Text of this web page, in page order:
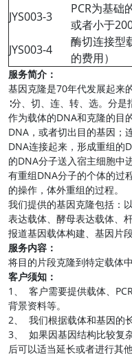
JYS003-3
PCR为基础
或者小于
JYS003-4
酶切连接型
的费用）
服务简介：
基因克隆是70年代发展起来
∶分、切、连、转、选。分
作为载体的DNA和克隆的目
DNA，或者切出目的基因；
DNA连接起来，形成重组的
的DNA分子送入宿主细胞中
有重组DNA分子的个体的过
的操作，体外重组的过程。
我们提供的基因克隆包括：
表达载体、酵母表达载体、
报道基因载体构建、基因片
服务内容：
将目的片段克隆到特定载体中
客户须知：
1、 客户需要提供载体、
背景资料等。
2、 我们根据载体和基因的
3、 如果因基因结构比较复
后可以适当延长或者进行其